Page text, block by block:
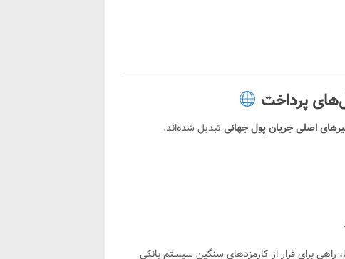
اصلی جریان پول جهانی تبدیل شده‌اند.
راهی برای فرار از کارمزدهای سنگین سیستم بانکی